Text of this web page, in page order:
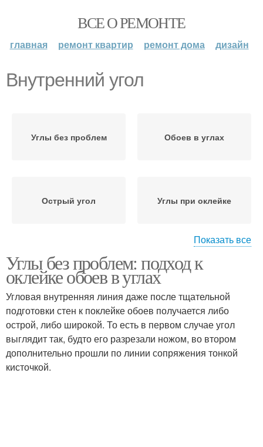
ВСЕ О РЕМОНТЕ
главная ремонт квартир ремонт дома дизайн
Внутренний угол
Углы без проблем Обоев в углах
Острый угол Углы при оклейке
Внешний угол Обои в углах
Обои на внешний угол Обоев на внешнем углу
Показать все
Углы без проблем: подход к
оклейке обоев в углах
Угловая внутренняя линия даже после тщательной
подготовки стен к поклейке обоев получается либо
острой, либо широкой. То есть в первом случае угол
выглядит так, будто его разрезали ножом, во втором
дополнительно прошли по линии сопряжения тонкой
кисточкой.